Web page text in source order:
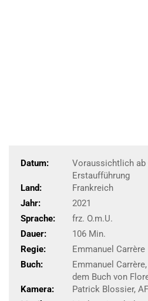
Datum:
Voraussichtlich ab
Erstaufführung
Land:
Frankreich
Jahr:
2021
Sprache:
frz. O.m.U.
Dauer:
106 Min.
Regie:
Emmanuel Carrère
Buch:
Emmanuel
dem Buch von
Kamera:
Patrick Blossier,